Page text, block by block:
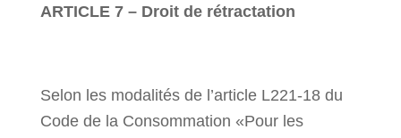
ARTICLE 7 – Droit de rétractation
Selon les modalités de l’article L221-18 du
Code de la Consommation «Pour les